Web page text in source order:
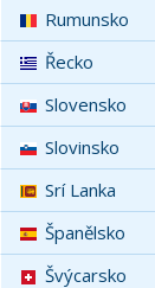
Rumunsko
Řecko
Slovensko
Slovinsko
Srí Lanka
Španělsko
Švýcarsko